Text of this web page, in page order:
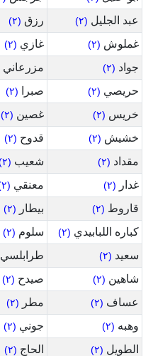
عبد الجليل (٢) رزق (٢)
غملوش (٢) غازي (٢)
جواد (٢) مزرعاني
حريصي (٢) صبرا (٢)
خريس (٢) غصين (٢)
خشيش (٢) قدوح (٢)
مقداد (٢) شعيب (٢)
غدار (٢) معنقي (٢)
قاروط (٢) بيطار (٢)
كباره اللبابيدي (٢) سلوم (٢)
سعيد (٢) طرابلسي
شاهين (٢) صيدح (٢)
عساف (٢) مطر (٢)
وهبه (٢) جوني (٢)
الطويل (٢) الحاج (٢)